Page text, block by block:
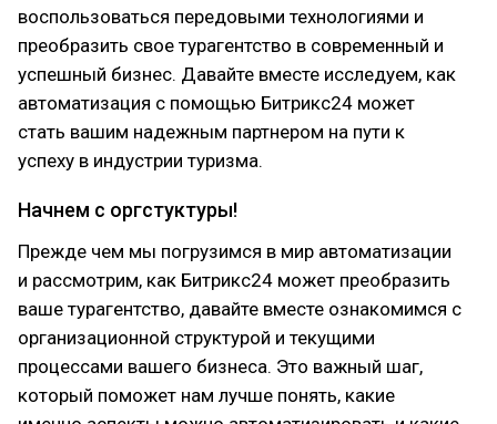
воспользоваться передовыми технологиями и
преобразить свое турагентство в современный и
успешный бизнес. Давайте вместе исследуем, как
автоматизация с помощью Битрикс24 может
стать вашим надежным партнером на пути к
успеху в индустрии туризма.
Начнем с оргстуктуры!
Прежде чем мы погрузимся в мир автоматизации
и рассмотрим, как Битрикс24 может преобразить
ваше турагентство, давайте вместе ознакомимся с
организационной структурой и текущими
процессами вашего бизнеса. Это важный шаг,
который поможет нам лучше понять, какие